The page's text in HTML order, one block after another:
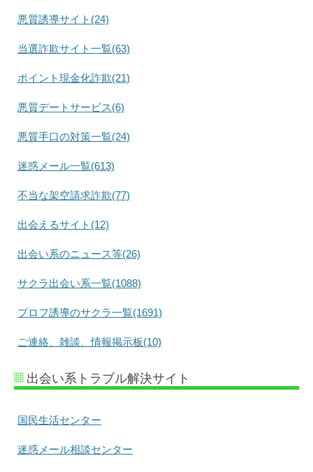
悪質誘導サイト(24)
当選詐欺サイト一覧(63)
ポイント現金化詐欺(21)
悪質デートサービス(6)
悪質手口の対策一覧(24)
迷惑メール一覧(613)
不当な架空請求詐欺(77)
出会えるサイト(12)
出会い系のニュース等(26)
サクラ出会い系一覧(1088)
プロフ誘導のサクラ一覧(1691)
ご連絡、雑談、情報掲示板(10)
出会い系トラブル解決サイト
国民生活センター
迷惑メール相談センター